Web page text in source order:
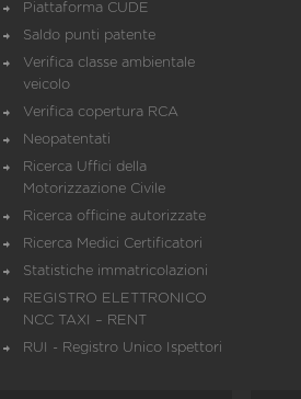
Piattaforma CUDE
Saldo punti patente
Verifica classe ambientale
veicolo
Verifica copertura RCA
Neopatentati
Ricerca Uffici della
Motorizzazione Civile
Ricerca officine autorizzate
Ricerca Medici Certificatori
Statistiche immatricolazioni
REGISTRO ELETTRONICO
NCC TAXI – RENT
RUI - Registro Unico Ispettori